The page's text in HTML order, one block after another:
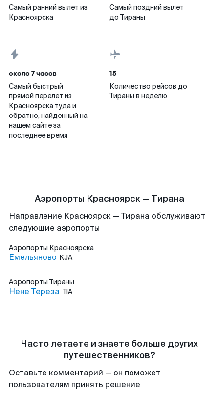
Самый ранний вылет из
Красноярска
Самый поздний вылет
до Тираны
около 7 часов
Самый быстрый
прямой перелет из
Красноярска туда и
обратно, найденный на
нашем сайте за
последнее время
15
Количество рейсов до
Тираны в неделю
Аэропорты Красноярск — Тирана
Направление Красноярск — Тирана обслуживают
следующие аэропорты
Аэропорты Красноярска
Емельяново KJA
Аэропорты Тираны
Нене Тереза TIA
Часто летаете и знаете больше других
путешественников?
Оставьте комментарий — он поможет
пользователям принять решение